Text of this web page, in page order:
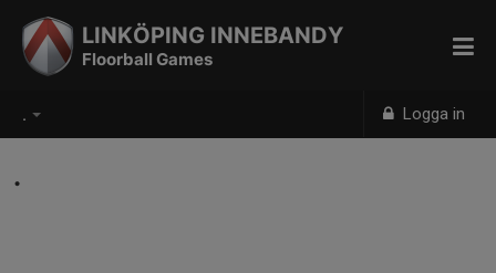
. Logga in
LINKÖPING INNEBANDY
Floorball Games
.